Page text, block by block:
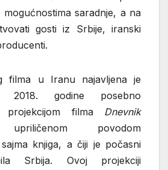
mogućnostima saradnje, a na
gosti iz Srbije, iranski
filma u Iranu najavljena je
2018. godine posebno
projekcijom filma Dnevnik
povodom
knjiga, a čiji je počasni
Srbija. Ovoj projekciji